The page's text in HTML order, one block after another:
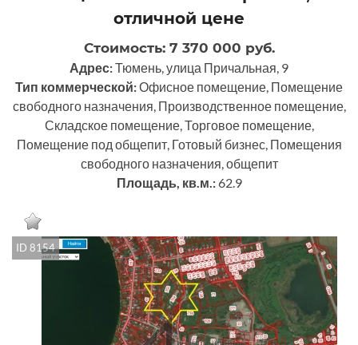
отличной цене
Стоимость: 7 370 000 руб.
Адрес:Тюмень, улица Причальная, 9
Тип коммерческой:Офисное помещение, Помещение
свободного назначения, Производственное помещение,
Складское помещение, Торговое помещение,
Помещение под общепит, Готовый бизнес, Помещения
свободного назначения, общепит
Площадь, кв.м.: 62.9
ID 8154